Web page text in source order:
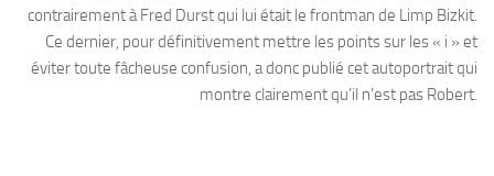
contrairement à Fred Durst qui lui était le frontman de Limp Bizkit.
Ce dernier, pour définitivement mettre les points sur les « i » et
éviter toute fâcheuse confusion, a donc publié cet autoportrait qui
montre clairement qu’il n’est pas Robert.